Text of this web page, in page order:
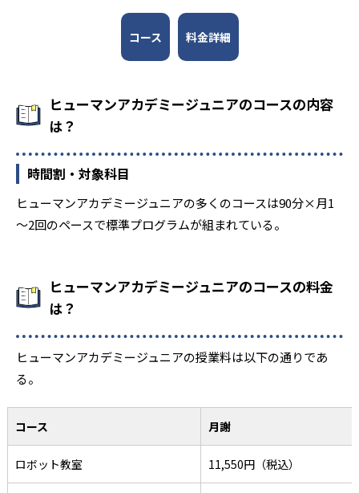
コース 料金詳細
ヒューマンアカデミージュニアのコースの内容
は？
時間割・対象科目
ヒューマンアカデミージュニアの多くのコースは90分×月1
～2回のペースで標準プログラムが組まれている。
ヒューマンアカデミージュニアのコースの料金
は？
ヒューマンアカデミージュニアの授業料は以下の通りであ
る。
コース 月謝
ロボット教室 11,550円（税込）